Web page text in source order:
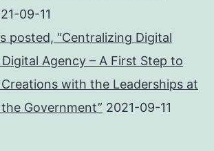
09-11
posted, “Centralizing Digital
Agency – A First Step to
Creations with the Leaderships at
Government” 2021-09-11